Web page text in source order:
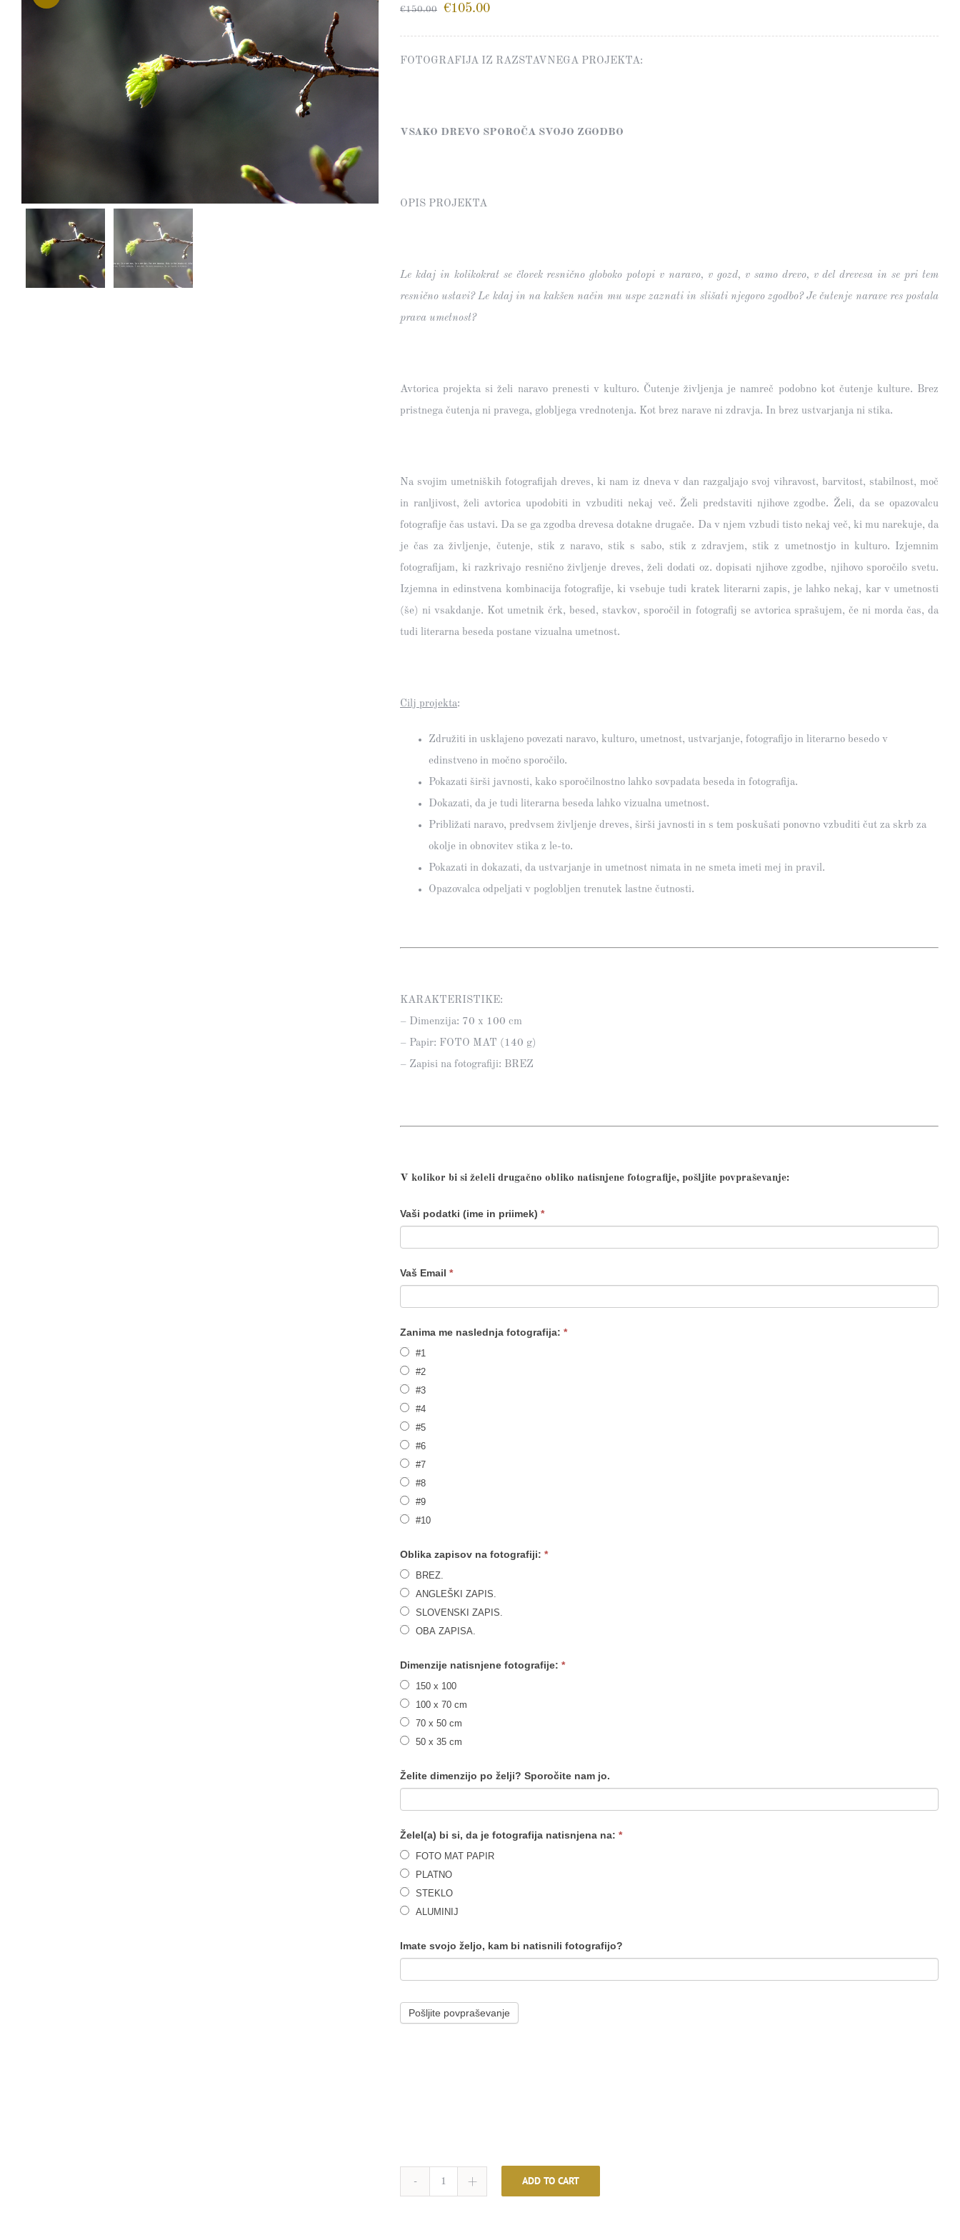
€150.00 €105.00
FOTOGRAFIJA IZ RAZSTAVNEGA PROJEKTA:
VSAKO DREVO SPOROČA SVOJO ZGODBO
OPIS PROJEKTA
Le kdaj in kolikokrat se človek resnično globoko potopi v naravo, v gozd, v samo drevo, v del drevesa in se pri tem
resnično ustavi? Le kdaj in na kakšen način mu uspe zaznati in slišati njegovo zgodbo? Je čutenje narave res postala
prava umetnost?
Avtorica projekta si želi naravo prenesti v kulturo. Čutenje življenja je namreč podobno kot čutenje kulture. Brez
pristnega čutenja ni pravega, globljega vrednotenja. Kot brez narave ni zdravja. In brez ustvarjanja ni stika.
Na svojim umetniških fotografijah dreves, ki nam iz dneva v dan razgaljajo svoj vihravost, barvitost, stabilnost, moč
in ranljivost, želi avtorica upodobiti in vzbuditi nekaj več. Želi predstaviti njihove zgodbe. Želi, da se opazovalcu
fotografije čas ustavi. Da se ga zgodba drevesa dotakne drugače. Da v njem vzbudi tisto nekaj več, ki mu narekuje, da
je čas za življenje, čutenje, stik z naravo, stik s sabo, stik z zdravjem, stik z umetnostjo in kulturo. Izjemnim
fotografijam, ki razkrivajo resnično življenje dreves, želi dodati oz. dopisati njihove zgodbe, njihovo sporočilo svetu.
Izjemna in edinstvena kombinacija fotografije, ki vsebuje tudi kratek literarni zapis, je lahko nekaj, kar v umetnosti
(še) ni vsakdanje. Kot umetnik črk, besed, stavkov, sporočil in fotografij se avtorica sprašujem, če ni morda čas, da
tudi literarna beseda postane vizualna umetnost.
Cilj projekta:
Združiti in usklajeno povezati naravo, kulturo, umetnost, ustvarjanje, fotografijo in literarno besedo v
edinstveno in močno sporočilo.
Pokazati širši javnosti, kako sporočilnostno lahko sovpadata beseda in fotografija.
Dokazati, da je tudi literarna beseda lahko vizualna umetnost.
Približati naravo, predvsem življenje dreves, širši javnosti in s tem poskušati ponovno vzbuditi čut za skrb za
okolje in obnovitev stika z le-to.
Pokazati in dokazati, da ustvarjanje in umetnost nimata in ne smeta imeti mej in pravil.
Opazovalca odpeljati v poglobljen trenutek lastne čutnosti.
KARAKTERISTIKE:
– Dimenzija: 70 x 100 cm
– Papir: FOTO MAT (140 g)
– Zapisi na fotografiji: BREZ
V kolikor bi si želeli drugačno obliko natisnjene fotografije, pošljite povpraševanje:
"CASTUM
FOTOGRAFIJE
If
human,
blank.
Vaši podatki (ime in priimek) *
Vaš Email *
Zanima me naslednja fotografija: *
#1
#2
#3
#4
#5
#6
#7
#8
#9
#10
Oblika zapisov na fotografiji: *
BREZ.
ANGLEŠKI ZAPIS.
SLOVENSKI ZAPIS.
OBA ZAPISA.
Dimenzije natisnjene fotografije: *
150 x 100
100 x 70 cm
70 x 50 cm
50 x 35 cm
Želite dimenzijo po želji? Sporočite nam jo.
Želel(a) bi si, da je fotografija natisnjena na: *
FOTO MAT PAPIR
PLATNO
STEKLO
ALUMINIJ
Imate svojo željo, kam bi natisnili fotografijo?
Pošljite povpraševanje
ADD TO CART